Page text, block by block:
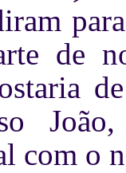
de
com o